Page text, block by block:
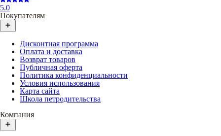
5.0
Покупателям
Дисконтная программа
Оплата и доставка
Возврат товаров
Публичная оферта
Политика конфиденциальности
Условия использования
Карта сайта
Школа петродительства
Компания